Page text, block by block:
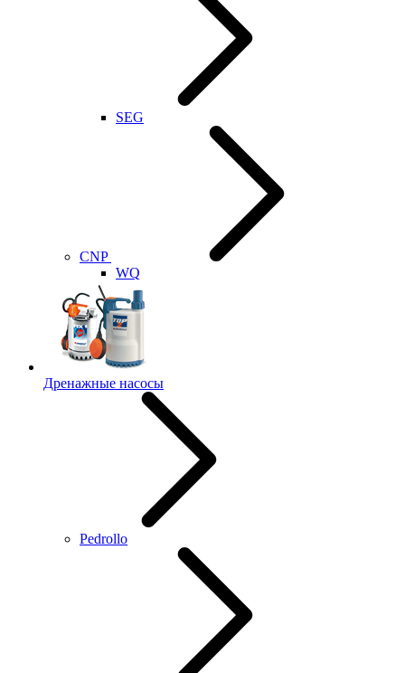
SEG
CNP
WQ
Дренажные насосы
Pedrollo